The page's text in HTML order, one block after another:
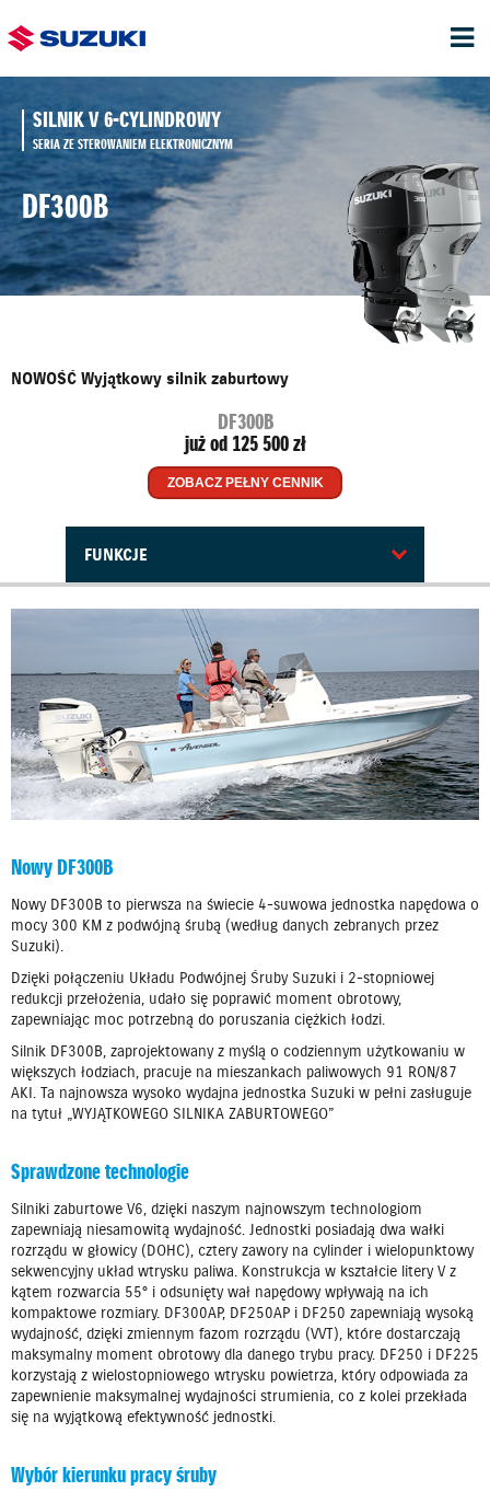
SILNIK V 6-CYLINDROWY
SERIA ZE STEROWANIEM ELEKTRONICZNYM
DF300B
NOWOŚĆ Wyjątkowy silnik zaburtowy
DF300B
już od 125 500 zł
ZOBACZ PEŁNY CENNIK
FUNKCJE
Nowy DF300B
Nowy DF300B to pierwsza na świecie 4-suwowa jednostka napędowa o
mocy 300 KM z podwójną śrubą (według danych zebranych przez
Suzuki).
Dzięki połączeniu Układu Podwójnej Śruby Suzuki i 2-stopniowej
redukcji przełożenia, udało się poprawić moment obrotowy,
zapewniając moc potrzebną do poruszania ciężkich łodzi.
Silnik DF300B, zaprojektowany z myślą o codziennym użytkowaniu w
większych łodziach, pracuje na mieszankach paliwowych 91 RON/87
AKI. Ta najnowsza wysoko wydajna jednostka Suzuki w pełni zasługuje
na tytuł „WYJĄTKOWEGO SILNIKA ZABURTOWEGO”
Sprawdzone technologie
Silniki zaburtowe V6, dzięki naszym najnowszym technologiom
zapewniają niesamowitą wydajność. Jednostki posiadają dwa wałki
rozrządu w głowicy (DOHC), cztery zawory na cylinder i wielopunktowy
sekwencyjny układ wtrysku paliwa. Konstrukcja w kształcie litery V z
kątem rozwarcia 55° i odsunięty wał napędowy wpływają na ich
kompaktowe rozmiary. DF300AP, DF250AP i DF250 zapewniają wysoką
wydajność, dzięki zmiennym fazom rozrządu (VVT), które dostarczają
maksymalny moment obrotowy dla danego trybu pracy. DF250 i DF225
korzystają z wielostopniowego wtrysku powietrza, który odpowiada za
zapewnienie maksymalnej wydajności strumienia, co z kolei przekłada
się na wyjątkową efektywność jednostki.
Wybór kierunku pracy śruby